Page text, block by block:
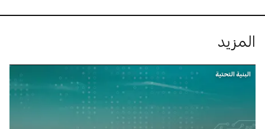
المزيد
البنية التحتية